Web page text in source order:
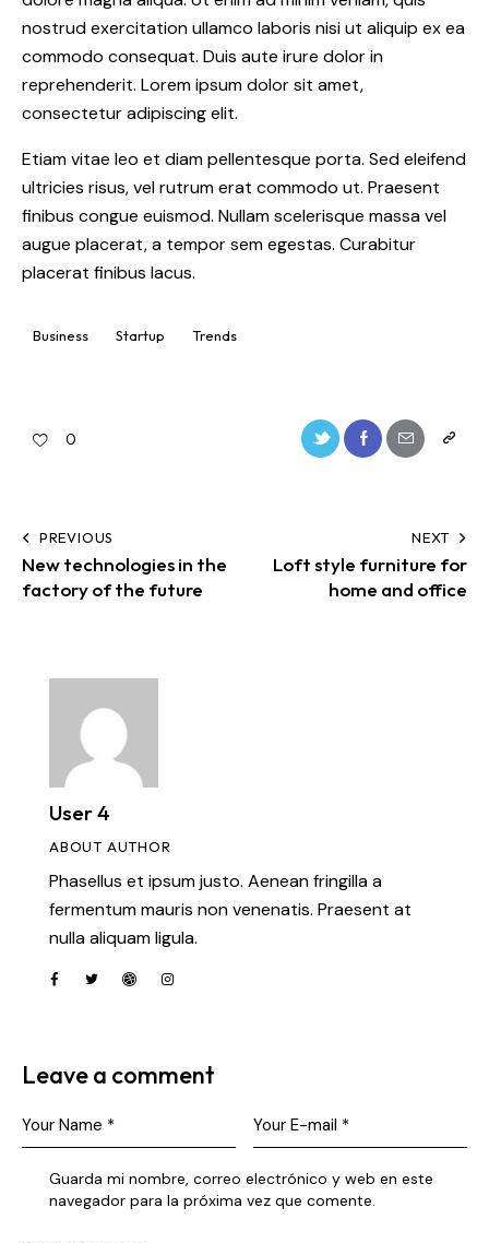
nostrud exercitation ullamco laboris nisi ut aliquip ex ea
commodo consequat. Duis aute irure dolor in
reprehenderit. Lorem ipsum dolor sit amet,
consectetur adipiscing elit.
Etiam vitae leo et diam pellentesque porta. Sed eleifend
ultricies risus, vel rutrum erat commodo ut. Praesent
finibus congue euismod. Nullam scelerisque massa vel
augue placerat, a tempor sem egestas. Curabitur
placerat finibus lacus.
Business Startup Trends
0
PREVIOUS
New technologies in the
factory of the future
NEXT
Loft style furniture for
home and office
User 4
ABOUT AUTHOR
Phasellus et ipsum justo. Aenean fringilla a
fermentum mauris non venenatis. Praesent at
nulla aliquam ligula.
Leave a comment
Guarda mi nombre, correo electrónico y web en este
navegador para la próxima vez que comente.